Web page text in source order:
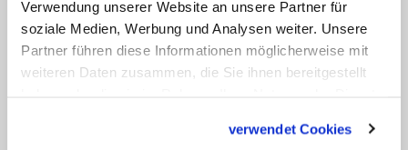
Verwendung unserer Website an unsere Partner für
soziale Medien, Werbung und Analysen weiter. Unsere
Partner führen diese Informationen möglicherweise mit
weiteren Daten zusammen, die Sie ihnen bereitgestellt
verwendet Cookies
Zentrum für Veranstaltungen wie
Klausuren von Räten, Treffen von
Firmlingen oder Ministranten,
Begegnungsangebote nutzen.